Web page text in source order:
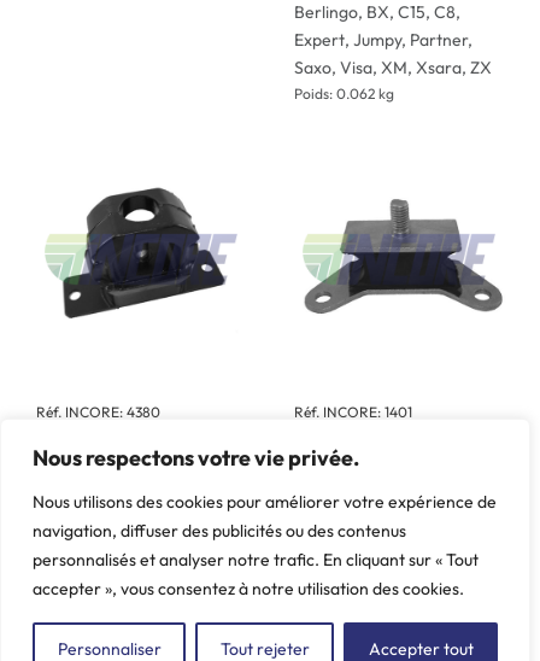
Nous respectons votre vie privée.
Nous utilisons des cookies pour améliorer votre expérience de
navigation, diffuser des publicités ou des contenus
personnalisés et analyser notre trafic. En cliquant sur « Tout
accepter », vous consentez à notre utilisation des cookies.
Personnaliser Tout rejeter Accepter tout
Berlingo, BX, C15, C8,
Expert, Jumpy, Partner,
Saxo, Visa, XM, Xsara, ZX
Poids: 0.062 kg
Réf. INCORE: 4380
Support moteur G
PEUGEOT, C25, J5
Poids: 0.601 kg
Réf. INCORE: 1401
Support moteur
inférieur
Marque: CITROËN -
PEUGEOT, 204, 304
Poids: 0.147 kg